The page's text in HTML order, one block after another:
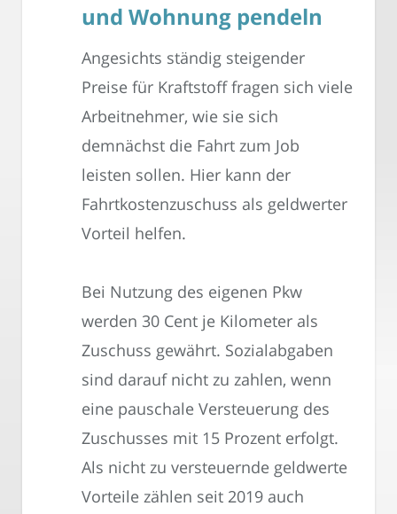
und Wohnung pendeln
Angesichts ständig steigender
Preise für Kraftstoff fragen sich viele
Arbeitnehmer, wie sie sich
demnächst die Fahrt zum Job
leisten sollen. Hier kann der
Fahrtkostenzuschuss als geldwerter
Vorteil helfen.
Bei Nutzung des eigenen Pkw
werden 30 Cent je Kilometer als
Zuschuss gewährt. Sozialabgaben
sind darauf nicht zu zahlen, wenn
eine pauschale Versteuerung des
Zuschusses mit 15 Prozent erfolgt.
Als nicht zu versteuernde geldwerte
Vorteile zählen seit 2019 auch